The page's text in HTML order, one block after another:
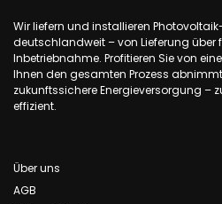
Wir liefern und installieren
deutschlandweit – von Lieferung
Inbetriebnahme. Profitieren Sie von
Ihnen den gesamten Prozess
zukunftssichere Energieversorgung –
effizient.
Über uns
AGB